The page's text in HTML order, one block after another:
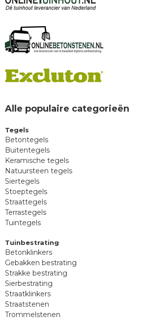
Alle populaire categorieën
Tegels
Betontegels
Buitentegels
Keramische tegels
Natuursteen tegels
Siertegels
Stoeptegels
Straattegels
Terrastegels
Tuintegels
Tuinbestrating
Betonklinkers
Gebakken bestrating
Strakke bestrating
Sierbestrating
Straatklinkers
Straatstenen
Trommelstenen